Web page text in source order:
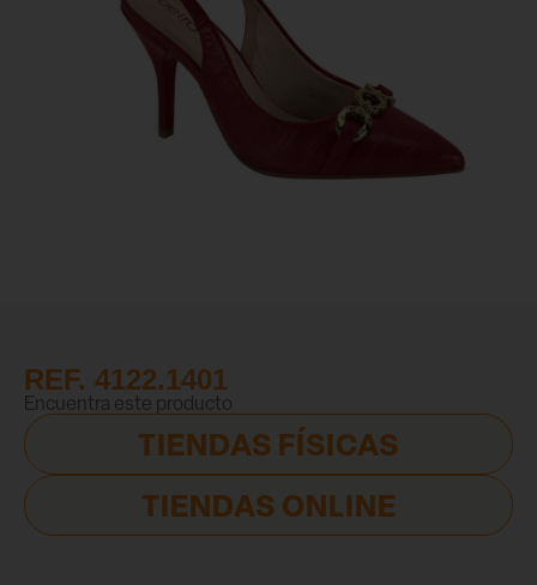
REF. 4122.1401
Encuentra este producto
TIENDAS FÍSICAS
TIENDAS ONLINE